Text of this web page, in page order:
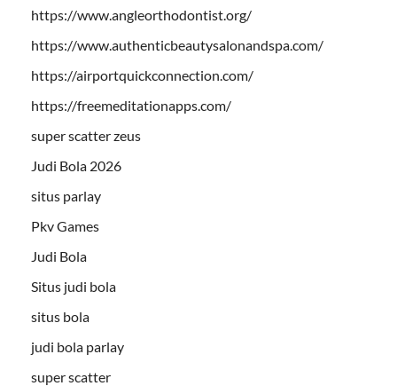
https://www.angleorthodontist.org/
https://www.authenticbeautysalonandspa.com/
https://airportquickconnection.com/
https://freemeditationapps.com/
super scatter zeus
Judi Bola 2026
situs parlay
Pkv Games
Judi Bola
Situs judi bola
situs bola
judi bola parlay
super scatter